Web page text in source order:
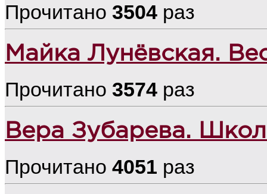
Прочитано 3504 раз
Майка Лунёвская.
Прочитано 3574 раз
Вера Зубарева.
Прочитано 4051 раз